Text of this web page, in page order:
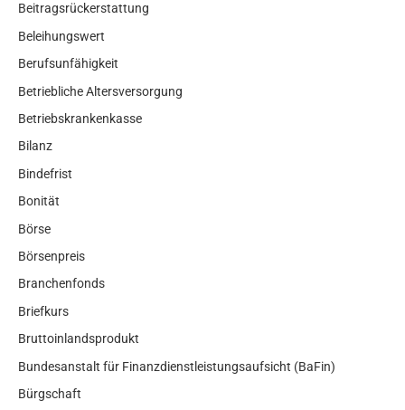
Beitragsrückerstattung
Beleihungswert
Berufsunfähigkeit
Betriebliche Altersversorgung
Betriebskrankenkasse
Bilanz
Bindefrist
Bonität
Börse
Börsenpreis
Branchenfonds
Briefkurs
Bruttoinlandsprodukt
Bundesanstalt für Finanzdienstleistungsaufsicht (BaFin)
Bürgschaft